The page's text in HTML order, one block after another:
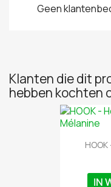
Geen
Klanten die dit
hebben kochten
IN